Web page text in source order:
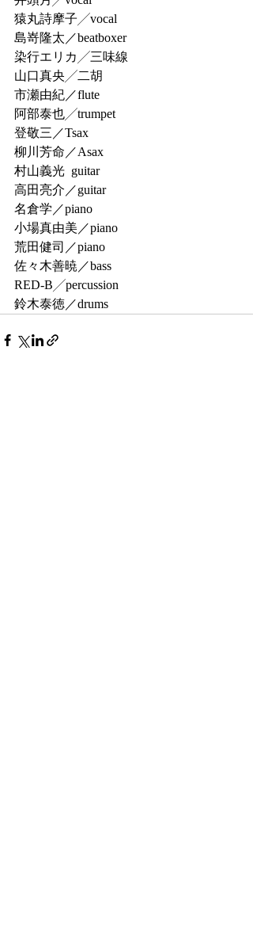
猿丸詩摩子╱vocal
島嵜隆太／beatboxer
染行エリカ╱三味線
山口真央╱二胡
市瀬由紀／flute
阿部泰也╱trumpet
登敬三／Tsax
柳川芳命／Asax
村山義光  guitar
高田亮介／guitar
名倉学／piano
小場真由美／piano
荒田健司／piano
佐々木善暁／bass
RED-B╱percussion
鈴木泰徳／drums